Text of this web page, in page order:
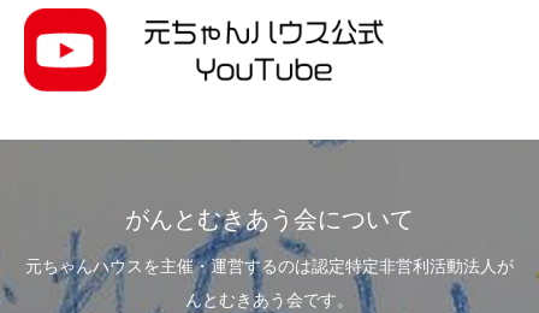
がんとむきあう会について
元ちゃんハウスを主催・運営するのは認定特定非営利活動法人が
んとむきあう会です。